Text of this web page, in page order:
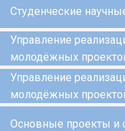
Студенческие
Управление
молодёжных
Управление
молодёжных
Основные проекты и